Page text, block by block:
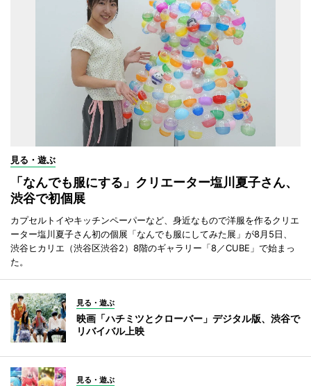
見る・遊ぶ
「なんでも服にする」クリエーター塩川夏子さん、
渋谷で初個展
カプセルトイやキッチンペーパーなど、身近なもので洋服を作るクリエ
ーター塩川夏子さん初の個展「なんでも服にしてみた展」が8月5日、
渋谷ヒカリエ（渋谷区渋谷2）8階のギャラリー「8／CUBE」で始まっ
た。
見る・遊ぶ
映画「ハチミツとクローバー」デジタル版、渋谷で
リバイバル上映
見る・遊ぶ